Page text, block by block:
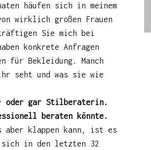
häufen sich in meinem
wirklich großen Frauen
Sie mich bei
konkrete Anfragen
für Bekleidung. Manch
seht und was sie wie
gar Stilberaterin.
beraten könnte.
aber klappen kann, ist es
in den letzten 32